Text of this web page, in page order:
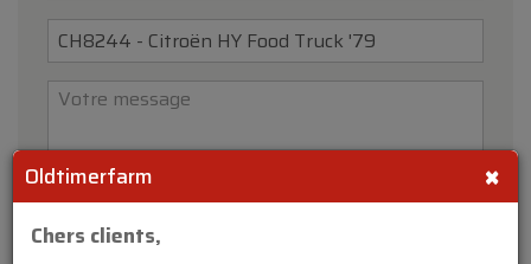
×
Oldtimerfarm
Chers clients,